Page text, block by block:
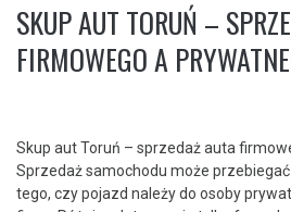
SKUP AUT TORUŃ –
FIRMOWEGO A
Skup aut Toruń – sprzedaż auta
Sprzedaż samochodu może
tego, czy pojazd należy do osoby